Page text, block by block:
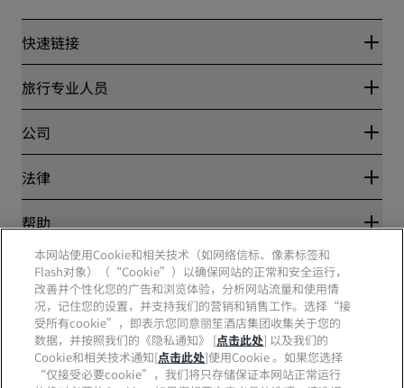
快速链接
丽赏会
Blog
目的地
丽笙酒店集团APP
体育认证酒店
家庭友好型酒店
旅行专业人员
合作伙伴
公司
丽笙酒店集团
工作机会 RHG
工作机会 PPHE
工作机会 EHL
The Club by RHG
发展机会
责任经营
采购
法律
隐私中心
丽赏会条款和条件
网站使用协议
数字无障碍
现代奴隶制声明
帮助
消费者警示
联系方式
常见问题
网站地图
社交媒体
丽笙酒店集团品牌
本网站使用Cookie和相关技术（如网络信标、像素标签和
Flash对象）（“Cookie”）以确保网站的正常和安全运行，
改善并个性化您的广告和浏览体验，分析网站流量和使用情
况，记住您的设置，并支持我们的营销和销售工作。选择“接
受所有cookie”，即表示您同意丽笙酒店集团收集关于您的
数据，并按照我们的《隐私通知》 [点击此处] 以及我们的
Cookie和相关技术通知[点击此处]使用Cookie 。如果您选择
“仅接受必要cookie”，我们将只存储保证本网站正常运行